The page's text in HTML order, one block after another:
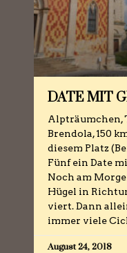
DATE MIT
Alpträumchen,
Brendola, 150
diesem Platz
Fünf ein Date
Noch am
Hügel in
viert. Dann
immer viele
August 24, 2018